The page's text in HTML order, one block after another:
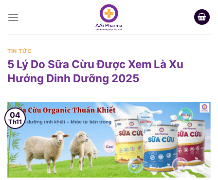
TIN TỨC
5 Lý Do Sữa Cừu Được Xem Là Xu
Hướng Dinh Dưỡng 2025
04
Th11